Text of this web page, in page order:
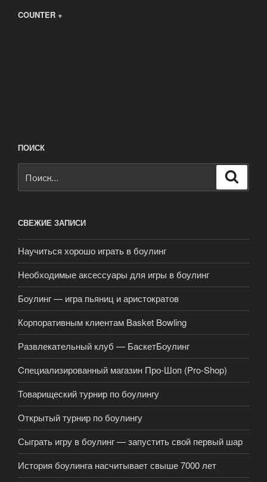
COUNTER +
ПОИСК
СВЕЖИЕ ЗАПИСИ
Научиться хорошо играть в боулинг
Необходимые аксессуары для игры в боулинг
Боулинг — игра пьяниц и аристократов
Корпоративным клиентам Basket Bowling
Развлекательный клуб — БаскетБоулинг
Cпециализированный магазин Про-Шоп (Pro-Shop)
Товарищеский турнир по боулингу
Открытый турнир по боулингу
Сыграть игру в боулинг — запустить свой первый шар
История боулинга насчитывает свыше 7000 лет